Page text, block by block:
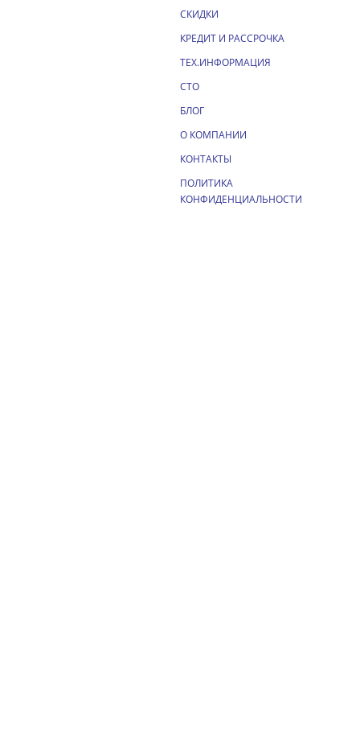
СКИДКИ
КРЕДИТ И РАССРОЧКА
ТЕХ.ИНФОРМАЦИЯ
СТО
БЛОГ
О КОМПАНИИ
КОНТАКТЫ
ПОЛИТИКА
КОНФИДЕНЦИАЛЬНОСТИ